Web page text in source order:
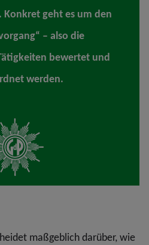
geht es um den
– also die
bewertet und
werden.
maßgeblich darüber, wie